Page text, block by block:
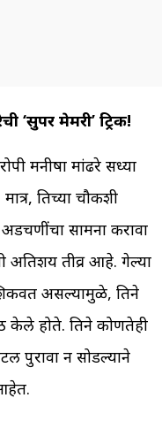
‘सुपर मेमरी’ ट्रिक!
मनीषा मांढरे सध्या
तिच्या चौकशी
अडचणींचा सामना करावा
अतिशय तीव्र आहे. गेल्या
असल्यामुळे, तिने
केले होते. तिने कोणतेही
पुरावा न सोडल्याने